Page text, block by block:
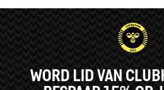
WORD LID VAN